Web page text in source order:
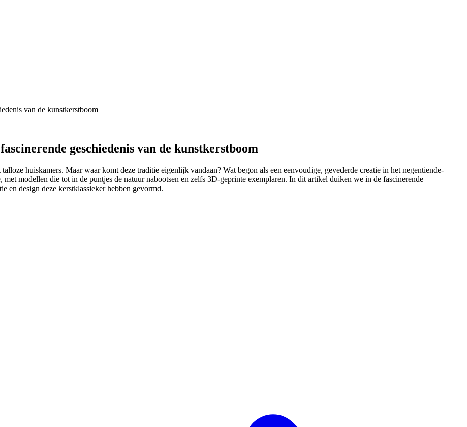
van de kunstkerstboom
geschiedenis van de kunstkerstboom
huiskamers. Maar waar komt deze traditie eigenlijk vandaan? Wat begon als een eenvoudige, gevederde creatie in het negentiende-
modellen die tot in de puntjes de natuur nabootsen en zelfs 3D-geprinte exemplaren. In dit artikel duiken we in de fascinerende
en design deze kerstklassieker hebben gevormd.